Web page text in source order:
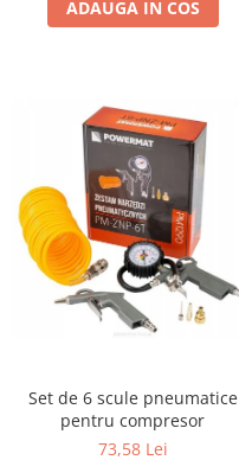
ADAUGA IN COS
Set de 6 scule pneumatice
pentru compresor
73,58 Lei